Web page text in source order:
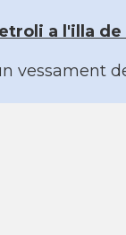
a l'illa
vessament